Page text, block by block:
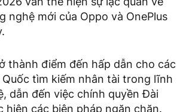
nghệ mới của Oppo và OnePlus
thành điểm đến hấp dẫn cho các
tìm kiếm nhân tài trong lĩnh
dẫn đến việc chính quyền Đài
hiện các biện pháp ngăn chặn.